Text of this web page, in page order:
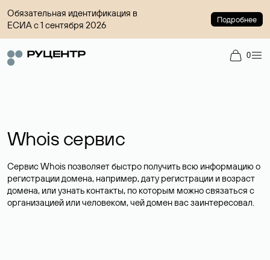
Обязательная идентификация в
ЕСИА с 1 сентября 2026
Подробнее
0
Whois сервис
Сервис Whois позволяет быстро получить всю информацию о
регистрации домена, например, дату регистрации и возраст
домена, или узнать контакты, по которым можно связаться с
организацией или человеком, чей домен вас заинтересовал.